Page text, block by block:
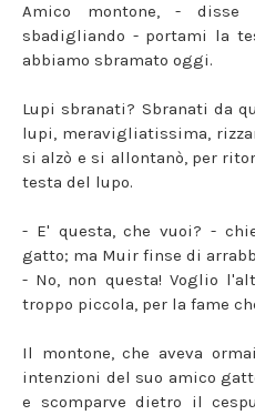
Amico montone, -
sbadigliando - portami la
abbiamo sbramato oggi.
Lupi sbranati? Sbranati da
lupi, meravigliatissima,
si alzò e si allontanò, per
testa del lupo.
- E' questa, che vuoi? -
gatto; ma Muir finse di
- No, non questa! Voglio
troppo piccola, per la fame
Il montone, che aveva
intenzioni del suo amico
e scomparve dietro il